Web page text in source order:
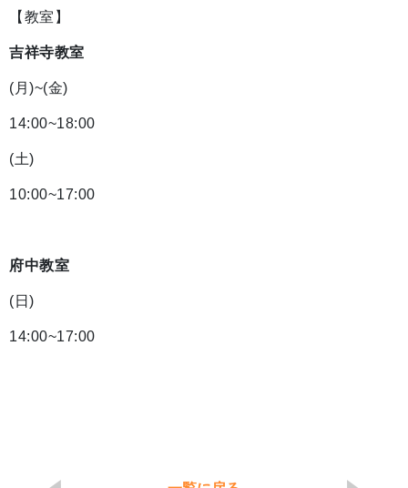
【教室】
吉祥寺教室
(月)~(金)
14:00~18:00
(土)
10:00~17:00
府中教室
(日)
14:00~17:00